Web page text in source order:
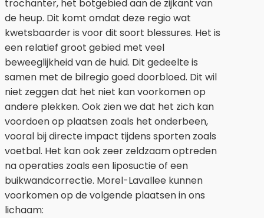
trochanter, het botgebied aan de zijkant van
de heup. Dit komt omdat deze regio wat
kwetsbaarder is voor dit soort blessures. Het is
een relatief groot gebied met veel
beweeglijkheid van de huid. Dit gedeelte is
samen met de bilregio goed doorbloed. Dit wil
niet zeggen dat het niet kan voorkomen op
andere plekken. Ook zien we dat het zich kan
voordoen op plaatsen zoals het onderbeen,
vooral bij directe impact tijdens sporten zoals
voetbal. Het kan ook zeer zeldzaam optreden
na operaties zoals een liposuctie of een
buikwandcorrectie. Morel-Lavallee kunnen
voorkomen op de volgende plaatsen in ons
lichaam: